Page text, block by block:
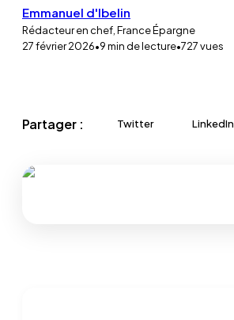
Emmanuel d'Ibelin
Rédacteur en chef, France Épargne
27 février 2026•9min de lecture•727vues
Partager : Twitter LinkedIn